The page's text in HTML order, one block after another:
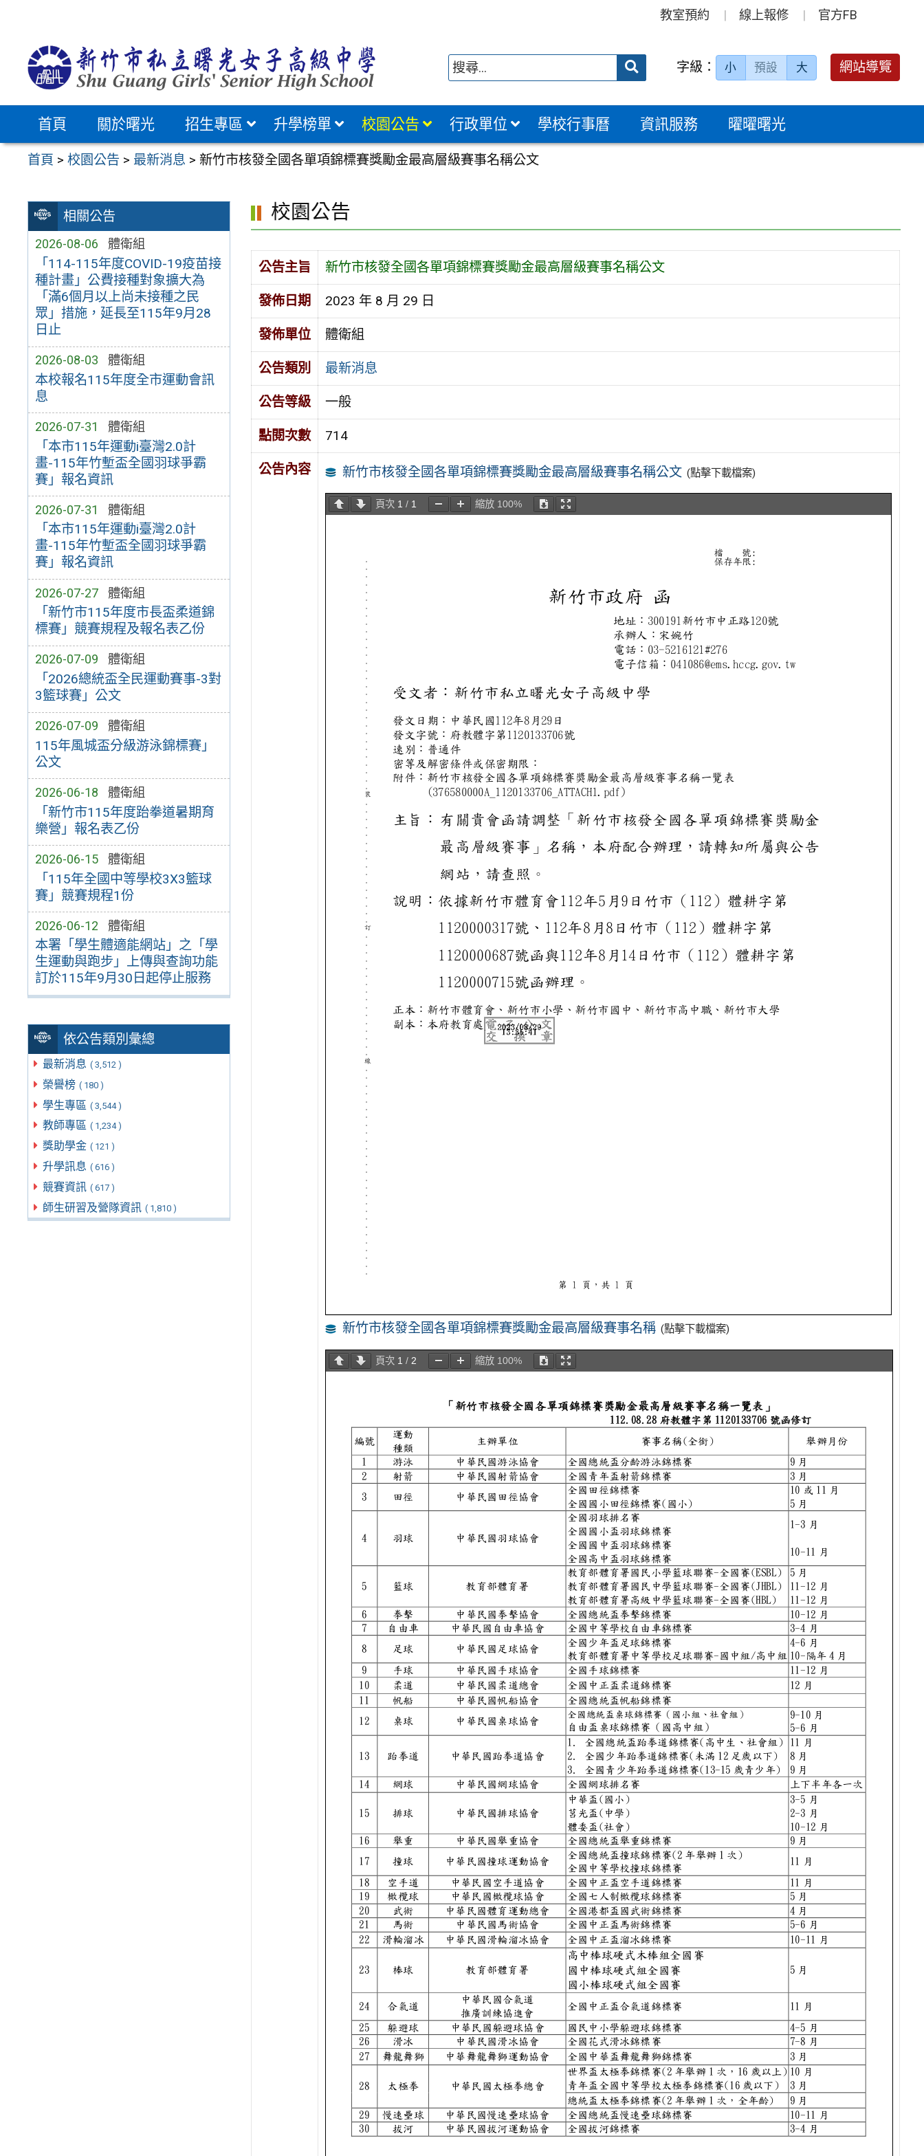
教室預約 線上報修 官方FB
送出 字級： 小 預設 大 網站導覽
首頁 關於曙光 招生專區 升學榜單 校園公告 行政單位 學校行事曆 資訊服務 曜曜曙光
首頁 >校園公告 > 最新消息 >新竹市核發全國各單項錦標賽獎勵金最高層級賽事名稱公文
相關公告
2026-08-06 體衛組
「114-115年度COVID-19疫苗接
種計畫」公費接種對象擴大為
「滿6個月以上尚未接種之民
眾」措施，延長至115年9月28
日止
2026-08-03 體衛組
本校報名115年度全市運動會訊
息
2026-07-31 體衛組
「本市115年運動i臺灣2.0計
畫-115年竹塹盃全國羽球爭霸
賽」報名資訊
2026-07-31 體衛組
「本市115年運動i臺灣2.0計
畫-115年竹塹盃全國羽球爭霸
賽」報名資訊
2026-07-27 體衛組
「新竹市115年度市長盃柔道錦
標賽」競賽規程及報名表乙份
2026-07-09 體衛組
「2026總統盃全民運動賽事-3對
3籃球賽」公文
2026-07-09 體衛組
115年風城盃分級游泳錦標賽」
公文
2026-06-18 體衛組
「新竹市115年度跆拳道暑期育
樂營」報名表乙份
2026-06-15 體衛組
「115年全國中等學校3X3籃球
賽」競賽規程1份
2026-06-12 體衛組
本署「學生體適能網站」之「學
生運動與跑步」上傳與查詢功能
訂於115年9月30日起停止服務
依公告類別彙總
最新消息 ( 3,512 )
榮譽榜 ( 180 )
學生專區 ( 3,544 )
教師專區 ( 1,234 )
獎助學金 ( 121 )
升學訊息 ( 616 )
競賽資訊 ( 617 )
師生研習及營隊資訊 ( 1,810 )
校園公告
公告主旨 新竹市核發全國各單項錦標賽獎勵金最高層級賽事名稱公文
發佈日期 2023 年 8 月 29 日
發佈單位 體衛組
公告類別 最新消息
公告等級 一般
點閱次數 714
公告內容 新竹市核發全國各單項錦標賽獎勵金最高層級賽事名稱公文 (點擊下載檔案)
頁次 1 / 1 縮放 100%
新竹市核發全國各單項錦標賽獎勵金最高層級賽事名稱 (點擊下載檔案)
頁次 1 / 2 縮放 100%